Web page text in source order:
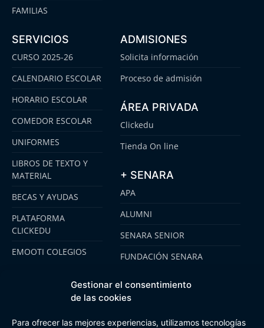
Gestionar el consentimiento
de las cookies
Para ofrecer las mejores experiencias, utilizamos tecnologías
FAMILIAS
SERVICIOS
CURSO 2025-26
CALENDARIO ESCOLAR
HORARIO ESCOLAR
COMEDOR ESCOLAR
UNIFORMES
LIBROS DE TEXTO Y
MATERIAL
BECAS Y AYUDAS
PLATAFORMA
CLICKEDU
EMOOTI COLEGIOS
ADMISIONES
Solicita información
Proceso de admisión
ÁREA PRIVADA
Clickedu
Tienda On line
+ SENARA
APA
ALUMNI
SENARA SENIOR
FUNDACIÓN SENARA
Buzón Plan Regional